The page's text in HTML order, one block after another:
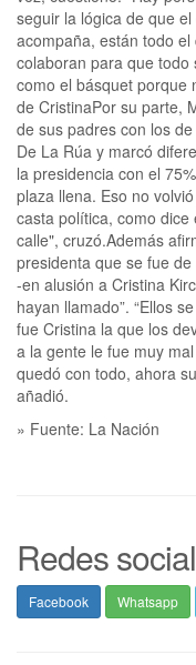
seguir la lógica de que
acompaña, están todo
colaboran para que
como el básquet porque
de CristinaPor su parte,
de sus padres con los
De La Rúa y marcó
la presidencia con el
plaza llena. Eso no
casta política, como
calle", cruzó.Además
presidenta que se fue
-en alusión a Cristina
hayan llamado”. “Ellos
fue Cristina la que los
a la gente le fue muy
quedó con todo, ahora
añadió.
» Fuente: La Nación
Redes
Facebook Whatsapp